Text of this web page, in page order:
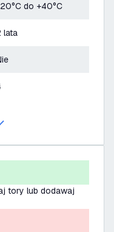
do +40°C
lata
tory lub dodawaj